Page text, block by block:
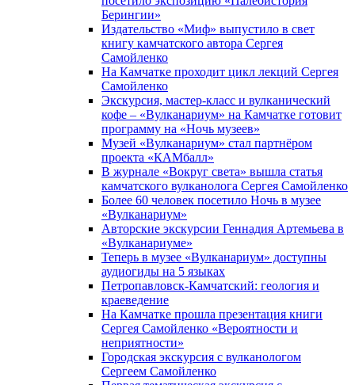
Берингии»
Издательство «Миф» выпустило в свет
книгу камчатского автора Сергея
Самойленко
На Камчатке проходит цикл лекций Сергея
Самойленко
Экскурсия, мастер-класс и вулканический
кофе – «Вулканариум» на Камчатке готовит
программу на «Ночь музеев»
Музей «Вулканариум» стал партнёром
проекта «КАМбалл»
В журнале «Вокруг света» вышла статья
камчатского вулканолога Сергея Самойленко
Более 60 человек посетило Ночь в музее
«Вулканариум»
Авторские экскурсии Геннадия Артемьева в
«Вулканариуме»
Теперь в музее «Вулканариум» доступны
аудиогиды на 5 языках
Петропавловск-Камчатский: геология и
краеведение
На Камчатке прошла презентация книги
Сергея Самойленко «Вероятности и
неприятности»
Городская экскурсия с вулканологом
Сергеем Самойленко